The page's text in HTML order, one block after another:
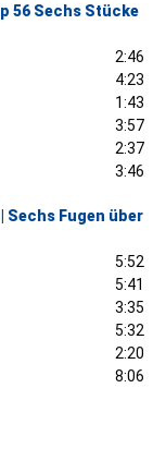
56 Sechs Stücke
2:46
4:23
1:43
3:57
2:37
3:46
Sechs Fugen über
5:52
5:41
3:35
5:32
2:20
8:06